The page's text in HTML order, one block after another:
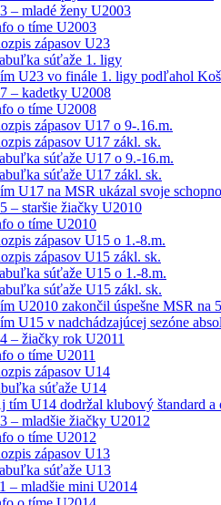
– mladé ženy U2003
o tíme U2003
zápasov U23
súťaže 1. ligy
U23 vo finále 1. ligy podľahol
– kadetky U2008
o tíme U2008
zápasov U17 o 9-.16.m.
zápasov U17 zákl. sk.
súťaže U17 o 9.-16.m.
súťaže U17 zákl. sk.
U17 na MSR ukázal svoje
– staršie žiačky U2010
o tíme U2010
zápasov U15 o 1.-8.m.
zápasov U15 zákl. sk.
súťaže U15 o 1.-8.m.
súťaže U15 zákl. sk.
U2010 zakončil úspešne MSR na
U15 v nadchádzajúcej sezóne
– žiačky rok U2011
o tíme U2011
zápasov U14
súťaže U14
tím U14 dodržal klubový štandard a
– mladšie žiačky U2012
o tíme U2012
zápasov U13
súťaže U13
– mladšie mini U2014